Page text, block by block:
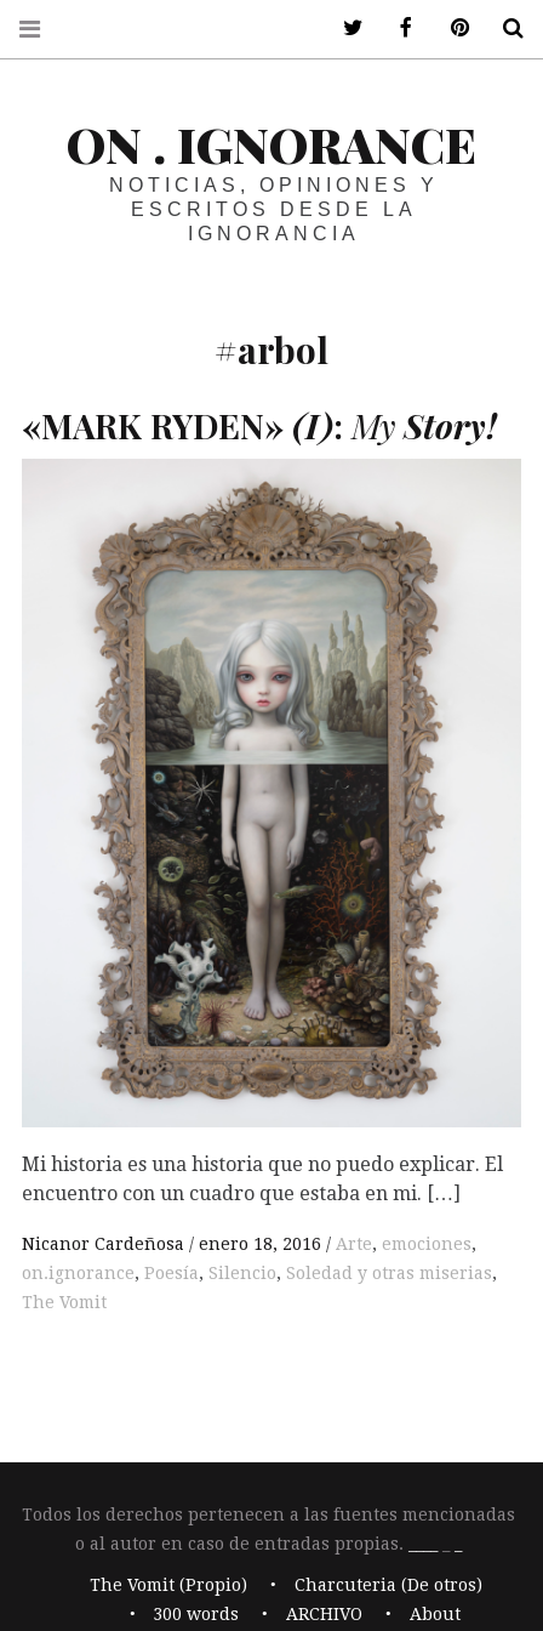
ON . IGNORANCE
NOTICIAS, OPINIONES Y
ESCRITOS DESDE LA
IGNORANCIA
#arbol
«MARK RYDEN» (I): MyStory!
Mi historia es una historia que no puedo explicar. El
encuentro con un cuadro que estaba en mi. […]
Nicanor Cardeñosa enero 18, 2016 Arte, emociones,
on.ignorance, Poesía, Silencio, Soledad y otras miserias,
The Vomit
Todos los derechos pertenecen a las fuentes mencionadas
o al autor en caso de entradas propias.
The Vomit (Propio)
Charcuteria (De otros)
300 words
ARCHIVO About
ir a mi twitterir a mi facebook
ir a mi